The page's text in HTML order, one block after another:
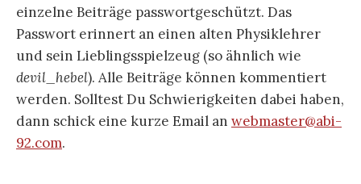
einzelne Beiträge passwortgeschützt. Das
Passwort erinnert an einen alten Physiklehrer
und sein Lieblingsspielzeug (so ähnlich wie
devil_hebel). Alle Beiträge können kommentiert
werden. Solltest Du Schwierigkeiten dabei haben,
dann schick eine kurze Email an webmaster@abi-
92.com.